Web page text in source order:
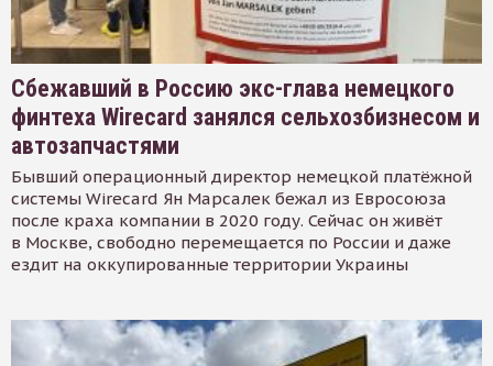
Сбежавший в Россию экс-глава немецкого
финтеха Wirecard занялся сельхозбизнесом и
автозапчастями
Бывший операционный директор немецкой платёжной
системы Wirecard Ян Марсалек бежал из Евросоюза
после краха компании в 2020 году. Сейчас он живёт
в Москве, свободно перемещается по России и даже
ездит на оккупированные территории Украины